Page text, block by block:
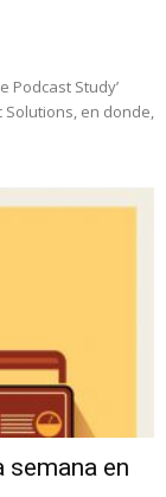
Podcast Study’
Solutions, en donde,
semana en